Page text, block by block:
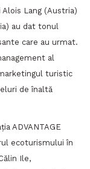
Lang (Austria)
au dat tonul
care au urmat.
al
turistic
de înaltă
ADVANTAGE
ecoturismului în
Ile,